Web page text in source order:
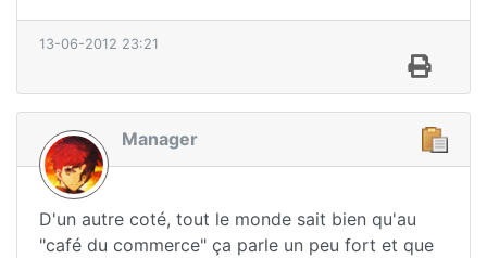
13-06-2012 23:21
Manager
D'un autre coté, tout le monde sait bien qu'au
"café du commerce" ça parle un peu fort et que